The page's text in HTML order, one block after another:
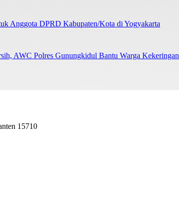
Anggota DPRD Kabupaten/Kota di Yogyakarta
AWC Polres Gunungkidul Bantu Warga Kekeringan
15710